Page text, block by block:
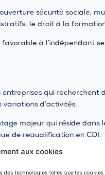
aux cookies
des technologies telles que les cookies
sécurité sociale,
le droit à la
à l’indépendant
qui recherchent
d’activités.
majeur qui réside dans
de requalification en CDI.
: nous assistons à une
de ces formes hybrides